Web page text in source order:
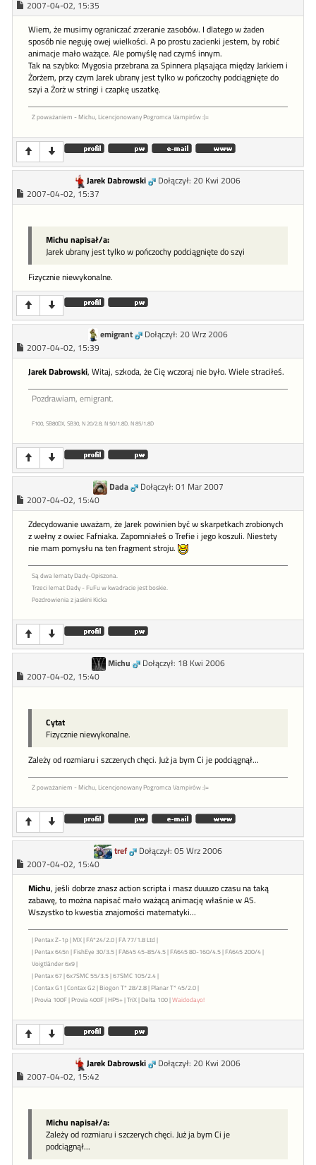
2007-04-02, 15:35
Wiem, że musimy ograniczać zrzeranie zasobów. I dlatego w żaden
sposób nie neguję owej wielkości. A po prostu zacienki jestem, by robić
animacje mało ważące. Ale pomyślę nad czymś innym.
Tak na szybko: Mygosia przebrana za Spinnera pląsająca między Jarkiem i
Żorżem, przy czym Jarek ubrany jest tylko w pończochy podciągnięte do
szyi a Żorż w stringi i czapkę uszatkę.
Z poważaniem - Michu, Licencjonowany Pogromca Vampirów :)=
Jarek Dabrowski
Dołączył: 20 Kwi 2006
2007-04-02, 15:37
Michu napisał/a:
Jarek ubrany jest tylko w pończochy podciągnięte do szyi
Fizycznie niewykonalne.
emigrant
Dołączył: 20 Wrz 2006
2007-04-02, 15:39
Jarek Dabrowski, Witaj, szkoda, że Cię wczoraj nie było. Wiele straciłeś.
Pozdrawiam, emigrant.
F100, SB80DX, SB30, N 20/2.8, N 50/1.8D, N 85/1.8D
Dada
Dołączył: 01 Mar 2007
2007-04-02, 15:40
Zdecydowanie uważam, że Jarek powinien być w skarpetkach zrobionych
z wełny z owiec Fafniaka. Zapomniałeś o Trefie i jego koszuli. Niestety
nie mam pomysłu na ten fragment stroju.
Są dwa lematy Dady-Opiszona.
Trzeci lemat Dady - FuFu w kwadracie jest boskie.
Pozdrowienia z jaskini Kicka
Michu
Dołączył: 18 Kwi 2006
2007-04-02, 15:40
Cytat
Fizycznie niewykonalne.
Zależy od rozmiaru i szczerych chęci. Już ja bym Ci je podciągnął...
Z poważaniem - Michu, Licencjonowany Pogromca Vampirów :)=
tref
Dołączył: 05 Wrz 2006
2007-04-02, 15:40
Michu, jeśli dobrze znasz action scripta i masz duuuzo czasu na taką
zabawę, to można napisać mało ważącą animację właśnie w AS.
Wszystko to kwestia znajomości matematyki...
| Pentax Z-1p | MX | FA*24/2.0 | FA 77/1.8 Ltd |
| Pentax 645n | FishEye 30/3.5 | FA645 45-85/4.5 | FA645 80-160/4.5 | FA645 200/4 |
Voigtländer 6x9 |
| Pentax 67 | 6x7SMC 55/3.5 | 67SMC 105/2.4 |
| Contax G1 | Contax G2 | Biogon T* 28/2.8 | Planar T* 45/2.0 |
| Provia 100F | Provia 400F | HP5+ | TriX | Delta 100 |Waidodayo!
Jarek Dabrowski
Dołączył: 20 Kwi 2006
2007-04-02, 15:42
Michu napisał/a:
Zależy od rozmiaru i szczerych chęci. Już ja bym Ci je
podciągnął...